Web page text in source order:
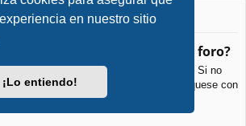
en nuestro sitio
¡Lo entiendo!
son permitidos en este foro?
o no ciertos tipos de archivos adjuntos. Si no
de archivos se pueden cargar, comuníquese con
más información.